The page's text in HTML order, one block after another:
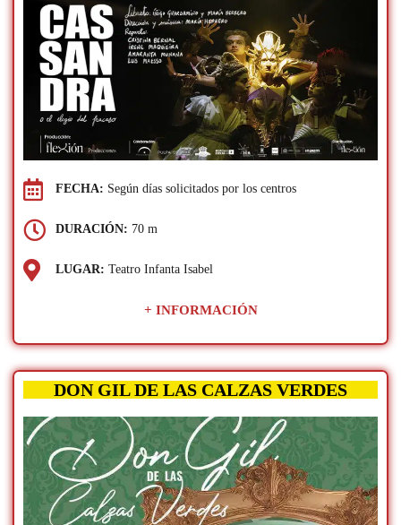
FECHA: Según días solicitados por los centros
DURACIÓN: 70 m
LUGAR: Teatro Infanta Isabel
+ INFORMACIÓN
DON GIL DE LAS CALZAS VERDES